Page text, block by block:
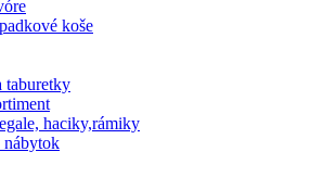
koše
taburetky
haciky,rámiky
nábytok